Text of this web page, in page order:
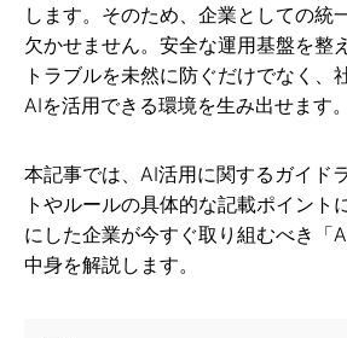
します。そのため、企業としての統
欠かせません。安全な運用基盤を整
トラブルを未然に防ぐだけでなく、
AIを活用できる環境を生み出せます。
本記事では、AI活用に関するガイド
トやルールの具体的な記載ポイント
にした企業が今すぐ取り組むべき「
中身を解説します。